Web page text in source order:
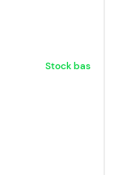
Stock bas